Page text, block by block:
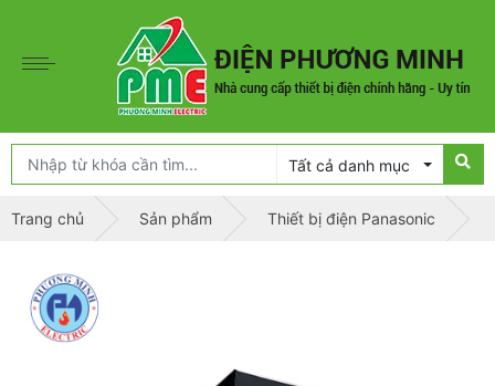
Tất cả danh mục
Trang chủ Sản phẩm Thiết bị điện Panasonic